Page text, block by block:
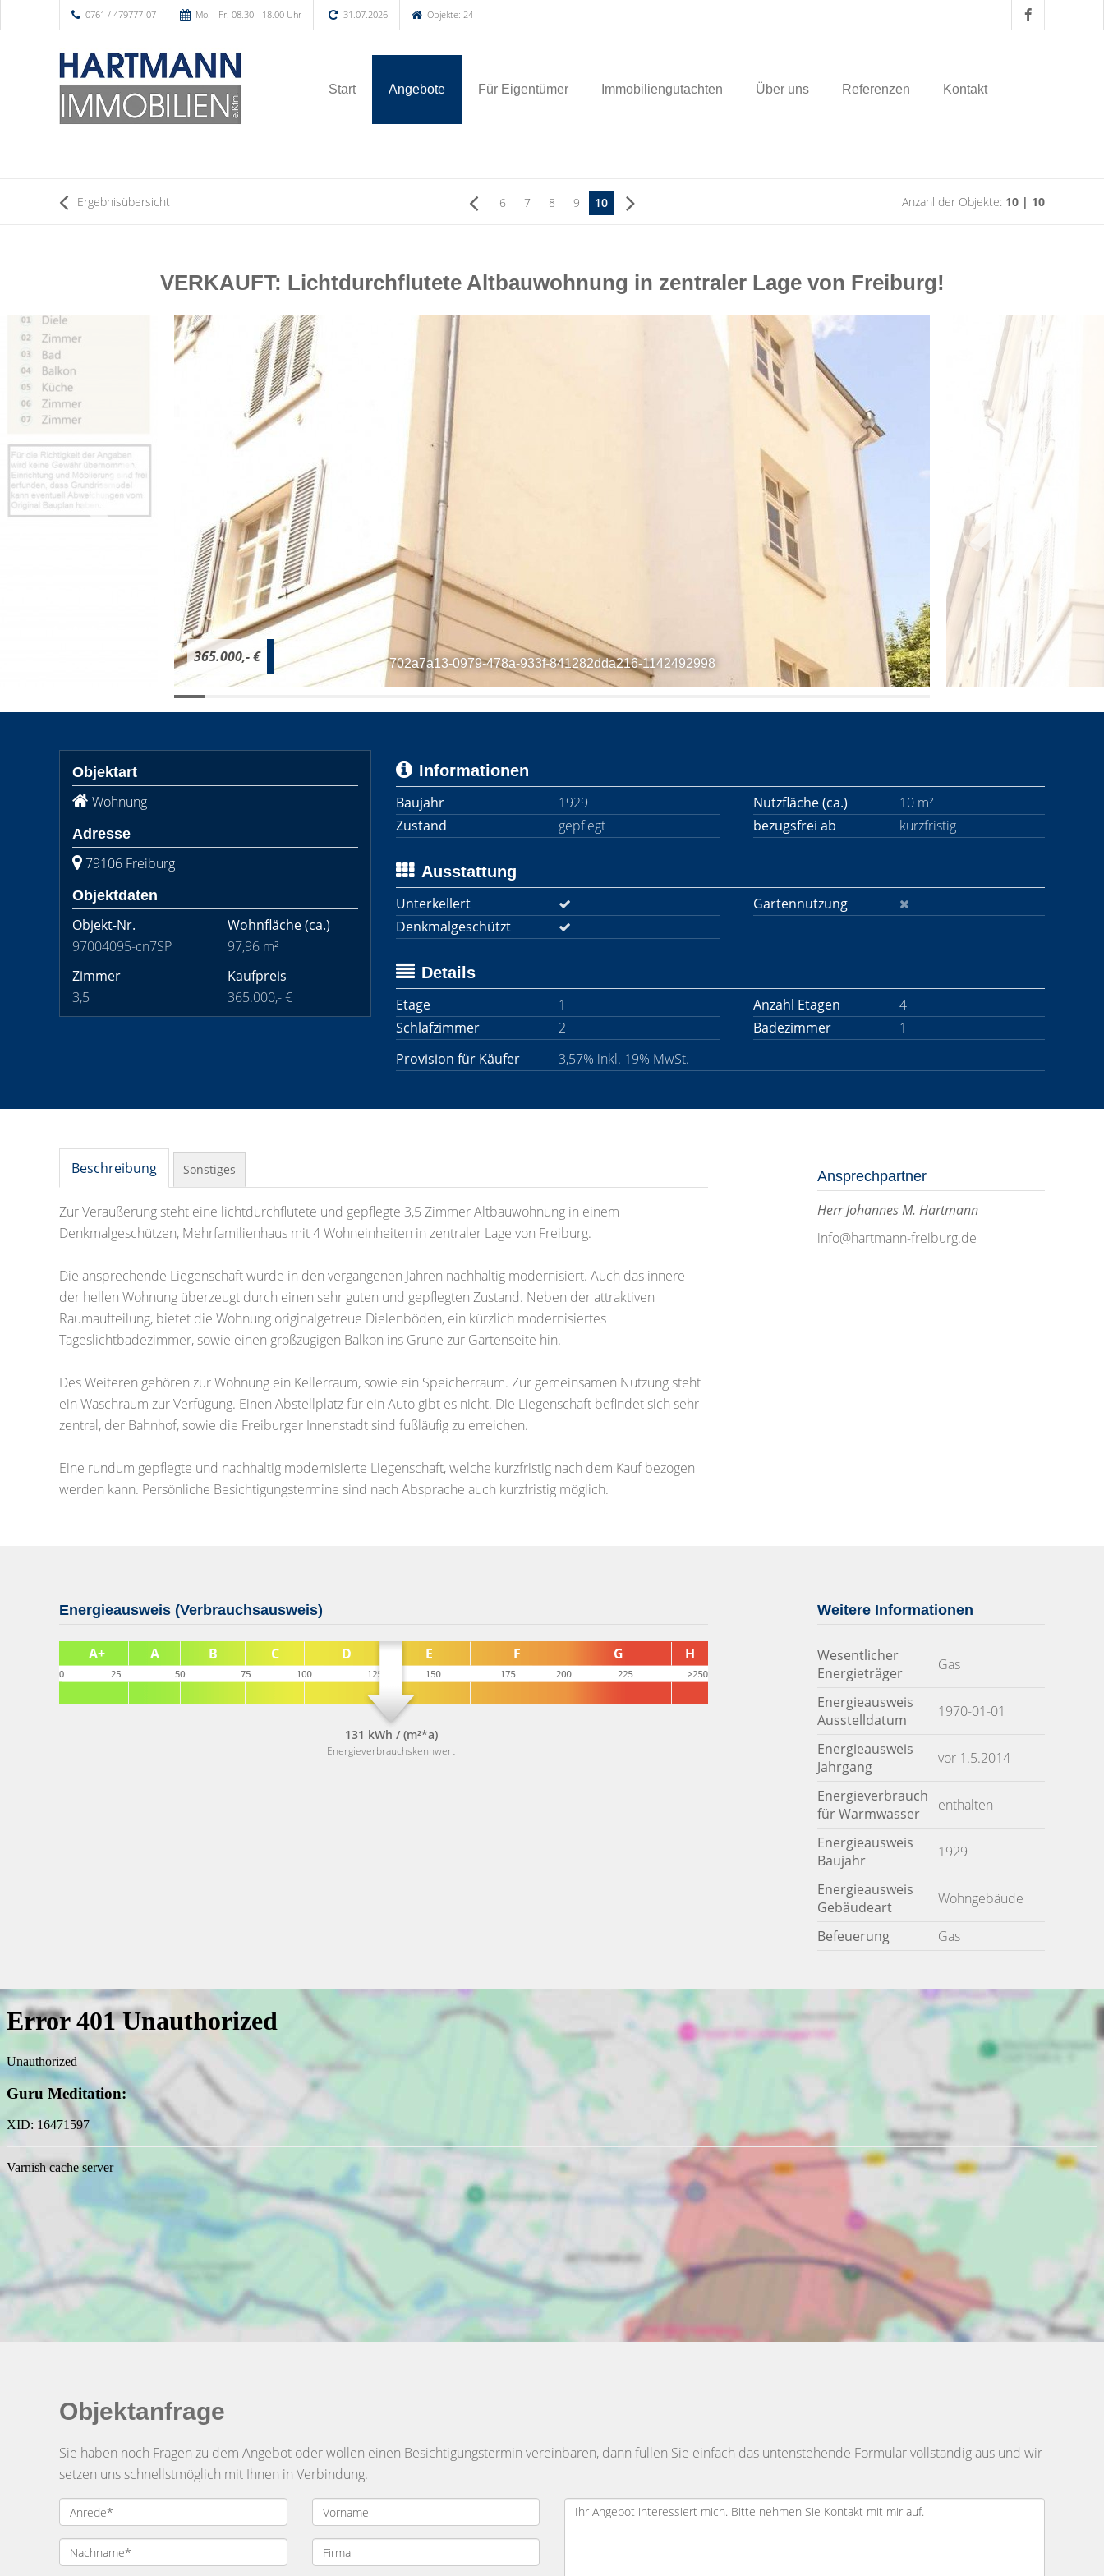
0761 / 479777-07 Mo. - Fr. 08.30 - 18.00 Uhr 31.07.2026 Objekte: 24
Start Angebote Für Eigentümer Immobiliengutachten Über uns Referenzen Kontakt
Ergebnisübersicht 6 7 8 9 10 Anzahl der Objekte: 10 | 10
VERKAUFT: Lichtdurchflutete Altbauwohnung in zentraler Lage von Freiburg!
702a7a13-0979-478a-933f-841282dda216-1142492998
365.000,- €
Objektart
Wohnung
Adresse
79106 Freiburg
Objektdaten
Objekt-Nr.
97004095-cn7SP
Wohnfläche(ca.)
97,96 m²
Zimmer
3,5
Kaufpreis
365.000,- €
Informationen
Baujahr
1929 Nutzfläche (ca.)
10 m²
Zustand
gepflegt bezugsfrei ab kurzfristig
Ausstattung
Unterkellert
Gartennutzung
Denkmalgeschützt
Details
Etage
1 Anzahl Etagen
4
Schlafzimmer
2 Badezimmer
1
Provision für Käufer
3,57% inkl. 19% MwSt.
Beschreibung Sonstiges
Zur Veräußerung steht eine lichtdurchflutete und gepflegte 3,5 Zimmer Altbauwohnung in einem
Denkmalgeschützen, Mehrfamilienhaus mit 4 Wohneinheiten in zentraler Lage von Freiburg.
Die ansprechende Liegenschaft wurde in den vergangenen Jahren nachhaltig modernisiert. Auch das innere
der hellen Wohnung überzeugt durch einen sehr guten und gepflegten Zustand. Neben der attraktiven
Raumaufteilung, bietet die Wohnung originalgetreue Dielenböden, ein kürzlich modernisiertes
Tageslichtbadezimmer, sowie einen großzügigen Balkon ins Grüne zur Gartenseite hin.
Des Weiteren gehören zur Wohnung ein Kellerraum, sowie ein Speicherraum. Zur gemeinsamen Nutzung steht
ein Waschraum zur Verfügung. Einen Abstellplatz für ein Auto gibt es nicht. Die Liegenschaft befindet sich sehr
zentral, der Bahnhof, sowie die Freiburger Innenstadt sind fußläufig zu erreichen.
Eine rundum gepflegte und nachhaltig modernisierte Liegenschaft, welche kurzfristig nach dem Kauf bezogen
werden kann. Persönliche Besichtigungstermine sind nach Absprache auch kurzfristig möglich.
Ansprechpartner
Herr Johannes M. Hartmann
info@hartmann-freiburg.de
Energieausweis (Verbrauchsausweis)
131 kWh / (m²*a)
Energieverbrauchskennwert
Weitere Informationen
Wesentlicher
Energieträger
Gas
Energieausweis
Ausstelldatum
1970-01-01
Energieausweis
Jahrgang
vor 1.5.2014
Energieverbrauch
für Warmwasser
enthalten
Energieausweis
Baujahr
1929
Energieausweis
Gebäudeart
Wohngebäude
Befeuerung Gas
Objektanfrage
Sie haben noch Fragen zu dem Angebot oder wollen einen Besichtigungstermin vereinbaren, dann füllen Sie einfach das untenstehende Formular vollständig aus und wir
setzen uns schnellstmöglich mit Ihnen in Verbindung.